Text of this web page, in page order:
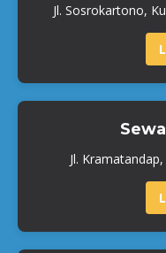
Jl. Sosrokartono,
Jl.